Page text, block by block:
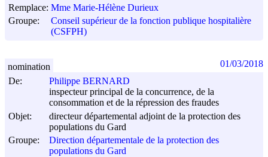
Remplace: Mme Marie-Hélène Durieux
Groupe:
Conseil supérieur de la fonction publique hospitalière
(CSFPH)
De:
Philippe BERNARD
inspecteur principal de la concurrence, de la
consommation et de la répression des fraudes
Objet:
directeur départemental adjoint de la protection des
populations du Gard
Groupe:
Direction départementale de la protection des
populations du Gard
nomination 01/03/2018